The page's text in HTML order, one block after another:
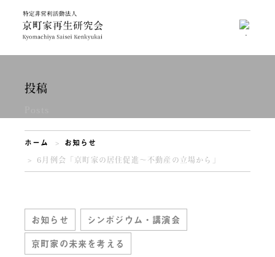
投稿
ホーム お知らせ
6月例会「京町家の居住促進～不動産の立場から」
お知らせ
シンポジウム・講演会
京町家の未来を考える